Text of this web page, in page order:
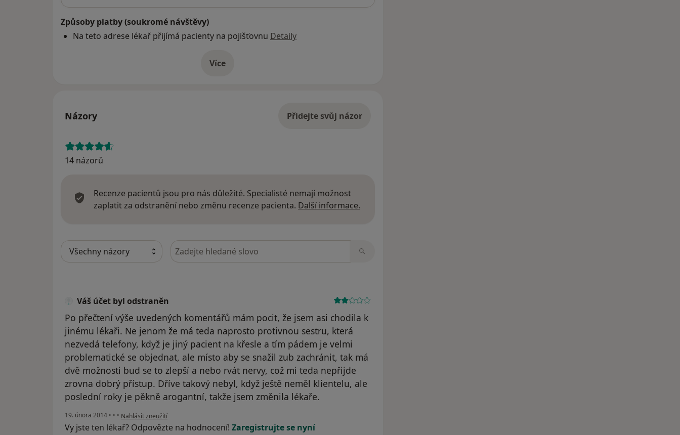
Způsoby platby (soukromé návštěvy)
Na teto adrese lékař přijímá pacienty na pojišťovnu Detaily
Víceo adrese
Názory Přidejte svůj názor
14 názorů
Recenze pacientů jsou pro nás důležité. Specialisté nemají možnost
zaplatit za odstranění nebo změnu recenze pacienta. Další informace.
Hledejte v názorech
Váš účet byl odstraněn
Po přečtení výše uvedených komentářů mám pocit, že jsem asi chodila k
jinému lékaři. Ne jenom že má teda naprosto protivnou sestru, která
nezvedá telefony, když je jiný pacient na křesle a tím pádem je velmi
problematické se objednat, ale místo aby se snažil zub zachránit, tak má
dvě možnosti bud se to zlepší a nebo rvát nervy, což mi teda nepřijde
zrovna dobrý přístup. Dříve takový nebyl, když ještě neměl klientelu, ale
poslední roky je pěkně arogantní, takže jsem změnila lékaře.
19. února 2014 • • • podle názoru uživatele Váš účet byl odstraněn
Nahlásit zneužití
Vy jste ten lékař? Odpovězte na hodnocení! Zaregistrujte se nyní